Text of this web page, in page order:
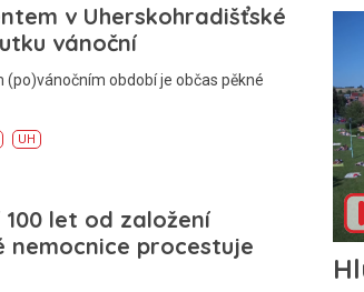
v Uherskohradišťské
vánoční
(po)vánočním období je občas pěkné
UH
let od založení
nemocnice procestuje